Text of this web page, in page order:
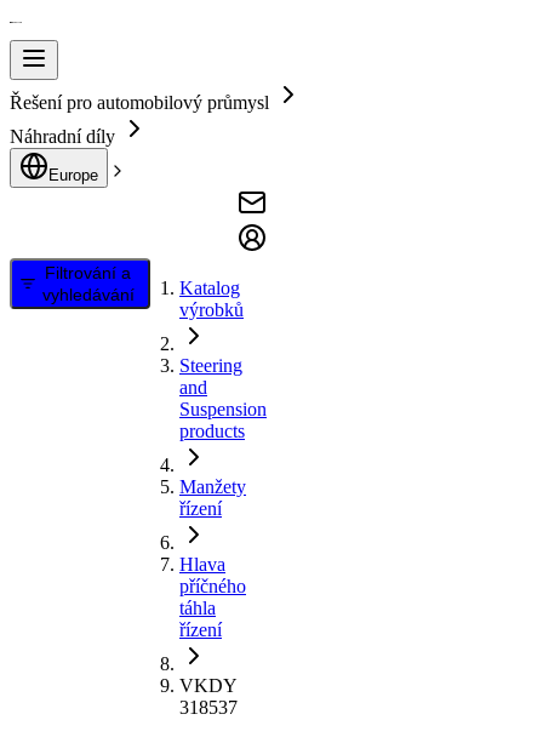
Řešení pro automobilový průmysl
Náhradní díly
Europe
Filtrování a
vyhledávání
Katalog
výrobků
Steering
and
Suspension
products
Manžety
řízení
Hlava
příčného
táhla
řízení
VKDY
318537